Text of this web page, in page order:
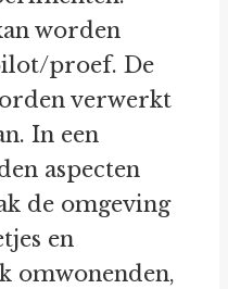
worden
proef. De
verwerkt
In een
aspecten
de omgeving
en
omwonenden,